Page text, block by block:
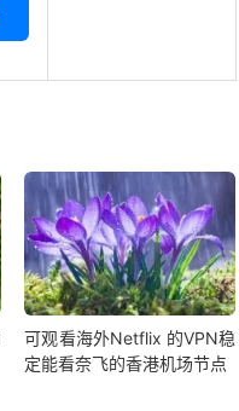
可观看海外Netflix 的VPN稳
定能看奈飞的香港机场节点